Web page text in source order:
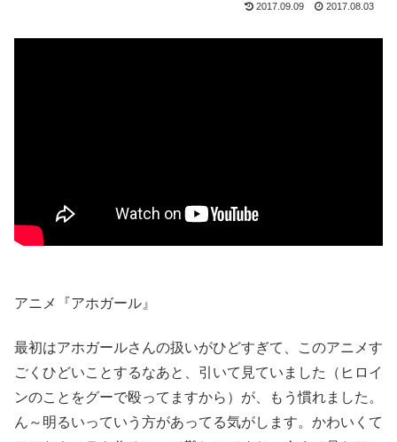
2017.09.09 2017.08.03
アニメ『アホガール』
最初はアホガールさんの扱いがひどすぎて、このアニメす
ごくひどいことするなあと、引いて見ていました（ヒロイ
ンのことをグーで殴ってますから）が、もう慣れました。
ん～明るいっていう方があってる気がします。かわいくて